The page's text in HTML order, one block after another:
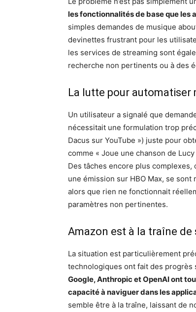
les fonctionnalités de base que les
simples demandes de musique
devinettes frustrant pour les
les services de streaming sont
recherche non pertinents ou à des
La lutte pour automatiser
Un utilisateur a signalé que
nécessitait une formulation trop
Dacus sur YouTube ») juste pour
comme « Joue une chanson de
Des tâches encore plus
une émission sur HBO Max, se
alors que rien ne fonctionnait
paramètres non pertinentes.
Amazon est à la traîne
La situation est particulièrement
technologiques ont fait des progrès
Google, Anthropic et OpenAI ont
capacité à naviguer dans les
semble être à la traîne, laissant de